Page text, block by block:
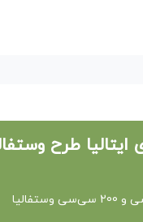
طرح وستفالیا 0000/